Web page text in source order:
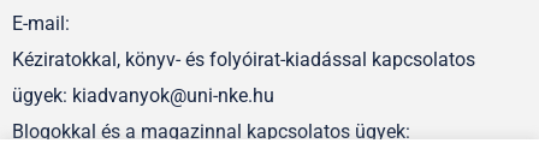
E-mail:
Kéziratokkal, könyv- és folyóirat-kiadással kapcsolatos
ügyek: kiadvanyok@uni-nke.hu
Blogokkal és a magazinnal kapcsolatos ügyek: